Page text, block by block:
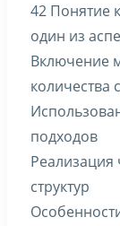
42 Понятие
один из
Включение
количества
подходов
Реализация
структур